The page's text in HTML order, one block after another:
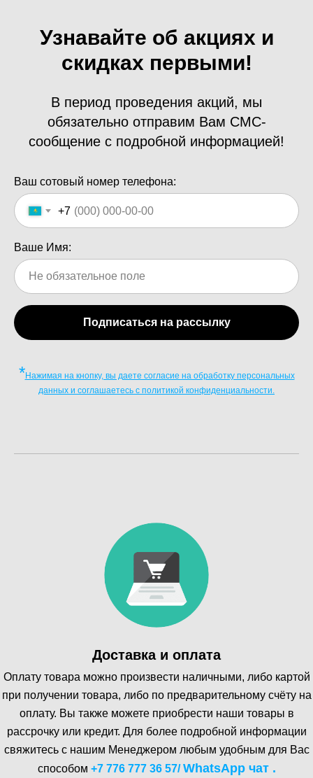
Узнавайте об акциях и
скидках первыми!
В период проведения акций, мы
обязательно отправим Вам СМС-
сообщение с подробной информацией!
Ваш сотовый номер телефона:
+7
Ваше Имя:
Подписаться на рассылку
*Нажимая на кнопку, вы даете согласие на обработку персональных
данных и соглашаетесь c политикой конфиденциальности.
Доставка и оплата
Оплату товара можно произвести наличными, либо картой
при получении товара, либо по предварительному счёту на
оплату. Вы также можете приобрести наши товары в
рассрочку или кредит. Для более подробной информации
свяжитесь с нашим Менеджером любым удобным для Вас
способом +7 776 777 36 57/WhatsA pp чат .